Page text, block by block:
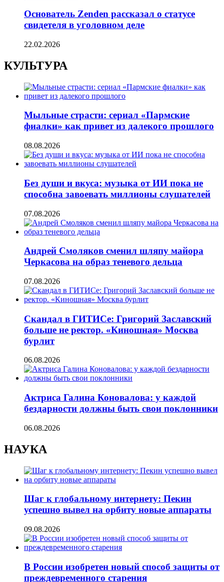
Основатель Zenden рассказал о статусе
свидетеля в уголовном деле
22.02.2026
КУЛЬТУРА
Мыльные страсти: сериал «Пармские
фиалки» как привет из далекого прошлого
08.08.2026
Без души и вкуса: музыка от ИИ пока не
способна завоевать миллионы слушателей
07.08.2026
Андрей Смоляков сменил шляпу майора
Черкасова на образ теневого дельца
07.08.2026
Скандал в ГИТИСе: Григорий Заславский
больше не ректор. «Киношная» Москва
бурлит
06.08.2026
Актриса Галина Коновалова: у каждой
бездарности должны быть свои поклонники
06.08.2026
НАУКА
Шаг к глобальному интернету: Пекин
успешно вывел на орбиту новые аппараты
09.08.2026
В России изобретен новый способ защиты от
преждевременного старения